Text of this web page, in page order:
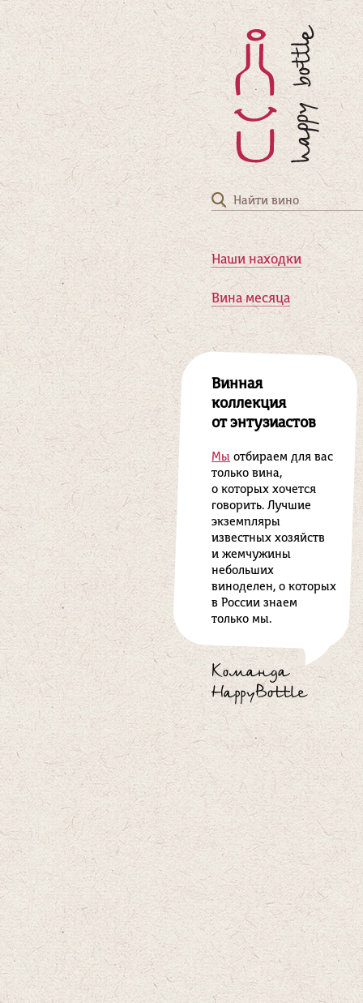
Наши находки
Вина месяца
Винная
коллекция
от энтузиастов
Мы отбираем для вас
только вина,
о которых хочется
говорить. Лучшие
экземпляры
известных хозяйств
и жемчужины
небольших
виноделен, о которых
в России знаем
только мы.
Команда
HappyBottle